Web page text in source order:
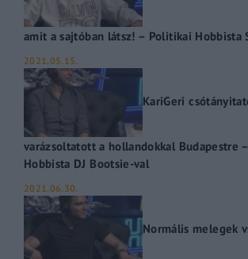
amit a sajtóban látsz! – Politikai Hobbista
2021.05.15.
KariGeri
varázsoltatott a hollandokkal Budapestre
Hobbista DJ Bootsie-val
2021.06.30.
Normális melegek